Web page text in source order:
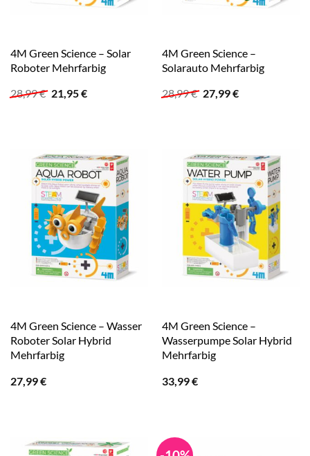
4M Green Science – Solar
Roboter Mehrfarbig
28,99€ Ursprünglicher
21,95€Aktueller
4M Green Science –
Solarauto Mehrfarbig
28,99€ Ursprünglicher
27,99€Aktueller
4M Green Science – Wasser
Roboter Solar Hybrid
Mehrfarbig
27,99€
4M Green Science –
Wasserpumpe Solar Hybrid
Mehrfarbig
33,99€